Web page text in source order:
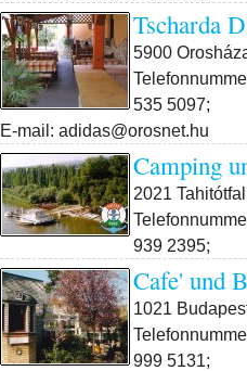
Tscharda
5900
535 5097;
E-mail: adidas@orosnet.hu
Camping
2021
939 2395;
Cafe' und
1021
999 5131;